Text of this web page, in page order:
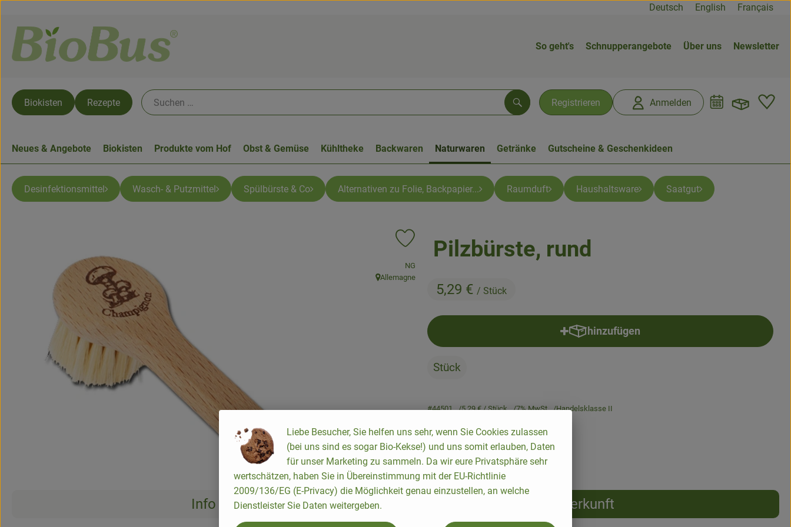
Deutsch English Français
So geht's Schnupperangebote Über uns Newsletter
Registrieren Anmelden
Suchen
Biokisten Rezepte
Neues & Angebote Biokisten Produkte vom Hof Obst & Gemüse Kühltheke Backwaren Naturwaren Getränke Gutscheine & Geschenkideen
Desinfektionsmittel Wasch- & Putzmittel Spülbürste & Co Alternativen zu Folie, Backpapier... Raumduft Haushaltsware Saatgut
Pilzbürste, rund
5,29 € / Stück
Produkt zu Favouriten hinzufügen
, Verband:
NG
, Herkunft:
Allemagne
hinzufügen
Produkt zum Warenkorb hinzufügen
Stück
#44501 5,29 €/ Stück 7% MwSt Handelsklasse II
Rezepte
Info
Herkunft
Liebe Besucher, Sie helfen uns sehr, wenn Sie Cookies zulassen
(bei uns sind es sogar Bio-Kekse!) und uns somit erlauben, Daten
für unser Marketing zu sammeln. Da wir eure Privatsphäre sehr
wertschätzen, haben Sie in Übereinstimmung mit der EU-Richtlinie
2009/136/EG (E-Privacy) die Möglichkeit genau einzustellen, an welche
Dienstleister Sie Daten weitergeben.